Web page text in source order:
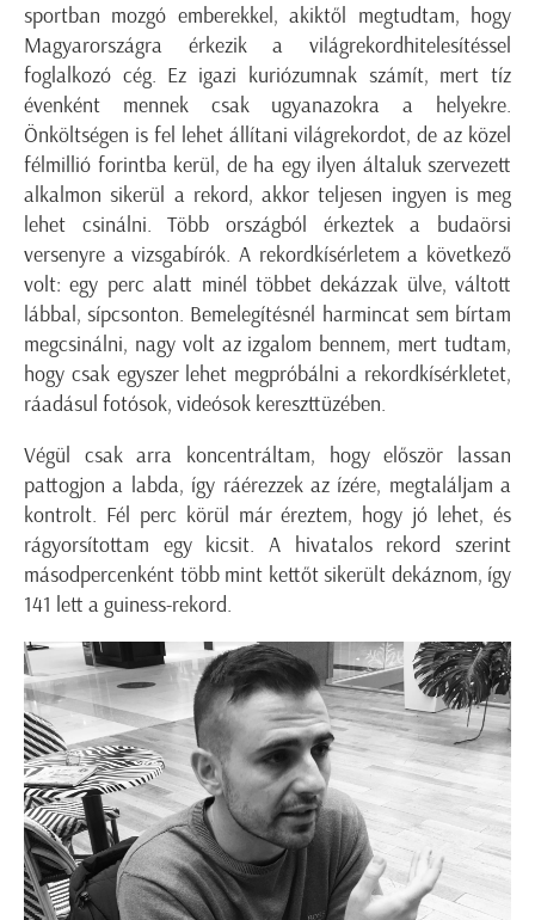
sportban mozgó emberekkel, akiktől megtudtam, hogy
Magyarországra érkezik a világrekordhitelesítéssel
foglalkozó cég. Ez igazi kuriózumnak számít, mert tíz
évenként mennek csak ugyanazokra a helyekre.
Önköltségen is fel lehet állítani világrekordot, de az közel
félmillió forintba kerül, de ha egy ilyen általuk szervezett
alkalmon sikerül a rekord, akkor teljesen ingyen is meg
lehet csinálni. Több országból érkeztek a budaörsi
versenyre a vizsgabírók. A rekordkísérletem a következő
volt: egy perc alatt minél többet dekázzak ülve, váltott
lábbal, sípcsonton. Bemelegítésnél harmincat sem bírtam
megcsinálni, nagy volt az izgalom bennem, mert tudtam,
hogy csak egyszer lehet megpróbálni a rekordkísérkletet,
ráadásul fotósok, videósok kereszttüzében.
Végül csak arra koncentráltam, hogy először lassan
pattogjon a labda, így ráérezzek az ízére, megtaláljam a
kontrolt. Fél perc körül már éreztem, hogy jó lehet, és
rágyorsítottam egy kicsit. A hivatalos rekord szerint
másodpercenként több mint kettőt sikerült dekáznom, így
141 lett a guiness-rekord.